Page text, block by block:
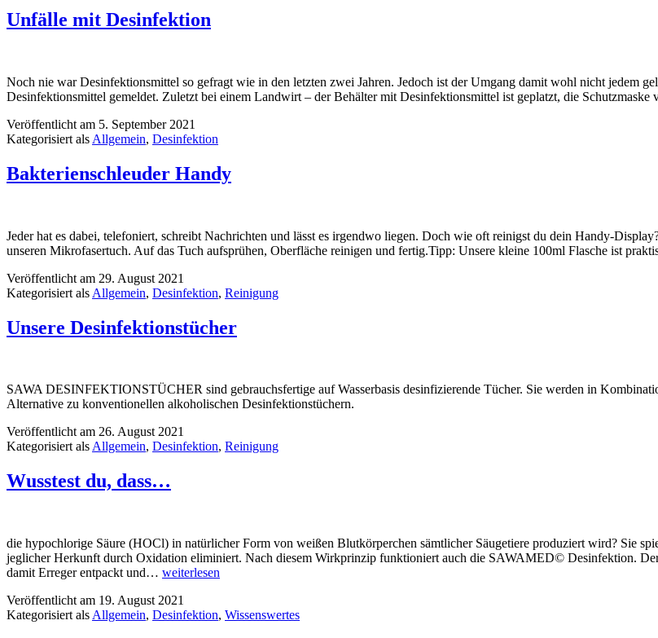
Unfälle mit Desinfektion
Noch nie war Desinfektionsmittel so gefragt wie in den letzten zwei Jahren. Jedoch ist der Umgang damit wohl nicht jedem
Desinfektionsmittel gemeldet. Zuletzt bei einem Landwirt – der Behälter mit Desinfektionsmittel ist geplatzt, die
Veröffentlicht am 5. September 2021
Kategorisiert als Allgemein, Desinfektion
Bakterienschleuder Handy
Jeder hat es dabei, telefoniert, schreibt Nachrichten und lässt es irgendwo liegen. Doch wie oft reinigst du dein Handy-
unseren Mikrofasertuch. Auf das Tuch aufsprühen, Oberfläche reinigen und fertig.Tipp: Unsere kleine 100ml Flasche ist
Veröffentlicht am 29. August 2021
Kategorisiert als Allgemein, Desinfektion, Reinigung
Unsere Desinfektionstücher
SAWA DESINFEKTIONSTÜCHER sind gebrauchsfertige auf Wasserbasis desinfizierende Tücher. Sie werden in
Alternative zu konventionellen alkoholischen Desinfektionstüchern.
Veröffentlicht am 26. August 2021
Kategorisiert alsAllgemein, Desinfektion, Reinigung
Wusstest du, dass…
die hypochlorige Säure (HOCl) in natürlicher Form von weißen Blutkörperchen sämtlicher Säugetiere produziert wird? Sie
jeglicher Herkunft durch Oxidation eliminiert. Nach diesem Wirkprinzip funktioniert auch die SAWAMED© Desinfektion.
damit Erreger entpackt und… weiterlesen
Veröffentlicht am 19. August 2021
Kategorisiert als Allgemein, Desinfektion, Wissenswertes